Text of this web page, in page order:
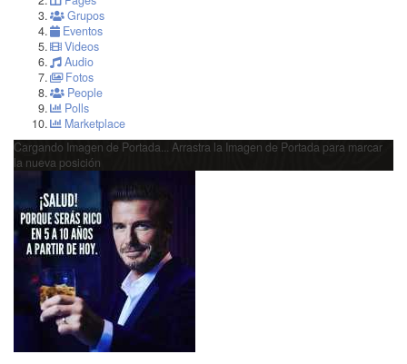
Grupos
Eventos
Videos
Audio
Fotos
People
Polls
Marketplace
Cargando Imagen de Portada...
Arrastra la Imagen de Portada para marcar
la nueva posición